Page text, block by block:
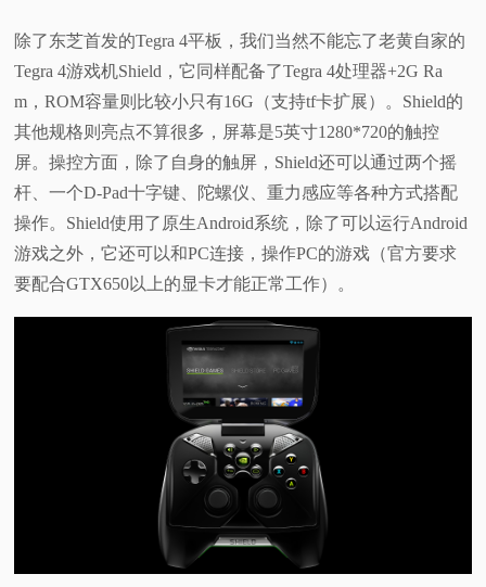
除了东芝首发的Tegra 4平板，我们当然不能忘了老黄自家的
Tegra 4游戏机Shield，它同样配备了Tegra 4处理器+2G Ra
m，ROM容量则比较小只有16G（支持tf卡扩展）。Shield的
其他规格则亮点不算很多，屏幕是5英寸1280*720的触控
屏。操控方面，除了自身的触屏，Shield还可以通过两个摇
杆、一个D-Pad十字键、陀螺仪、重力感应等各种方式搭配
操作。Shield使用了原生Android系统，除了可以运行Android
游戏之外，它还可以和PC连接，操作PC的游戏（官方要求
要配合GTX650以上的显卡才能正常工作）。